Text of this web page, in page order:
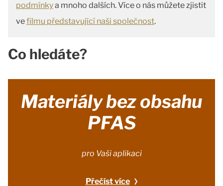
podmínkya mnoho dalších. Více o nás můžete zjistit
vefilmu představující naši společnost.
Co hledáte?
Materiály bez obsahu
PFAS
pro Vaši aplikaci
Přečíst více